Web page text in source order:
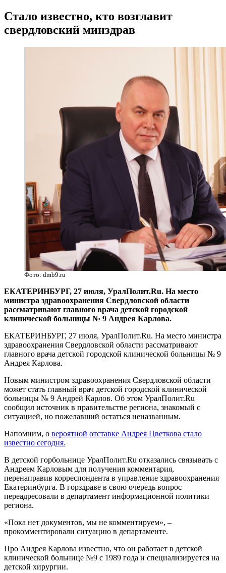
​Стало известно, кто возглавит
свердловский минздрав
Фото: dmb9.ru
ЕКАТЕРИНБУРГ, 27 июля, УралПолит.Ru. На место
министра здравоохранения Свердловской области
рассматривают главного врача детской городской
клинической больницы № 9 Андрея Карлова.
ЕКАТЕРИНБУРГ, 27 июля, УралПолит.Ru. На место министра
здравоохранения Свердловской области рассматривают
главного врача детской городской клинической больницы № 9
Андрея Карлова.
Новым министром здравоохранения Свердловской области
может стать главный врач детской городской клинической
больницы № 9 Андрей Карлов. Об этом УралПолит.Ru
сообщил источник в правительстве региона, знакомый с
ситуацией, но пожелавший остаться неназванным.
Напомним, о вероятной отставке Андрея Цветкова стало
известно сегодня.
В детской горбольнице УралПолит.Ru отказались связывать с
Андреем Карловым для получения комментария,
перенаправив корреспондента в управление здравоохранения
Екатеринбурга. В горздраве в свою очередь вопрос
переадресовали в департамент информационной политики
региона.
«Пока нет документов, мы не комментируем», –
прокомментировали ситуацию в департаменте.
Про Андрея Карлова известно, что он работает в детской
клинической больнице №9 с 1989 года и специализируется на
детской хирургии.